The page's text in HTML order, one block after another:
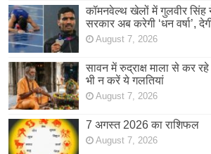
कॉमनवेल्थ खेलों में गुलवीर सिंह ने
सरकार अब करेगी ‘धन वर्षा’,
August 7, 2026
सावन में रुद्राक्ष माला से कर
भी न करें ये गलतियां
August 7, 2026
7 अगस्त 2026 का राशिफल
August 7, 2026